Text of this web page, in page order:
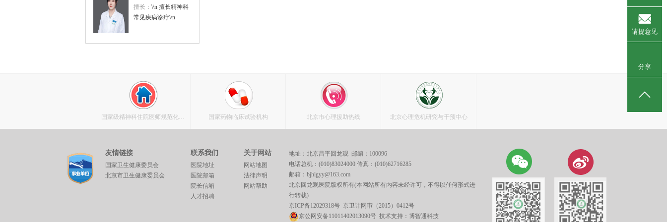
擅长： \\n 擅长精神科
常见疾病诊疗\\n
国家级精神科住院医师规范化培
国家药物临床试验机构 北京市心理援助热线 北京心理危机研究与干预中心
友情链接
国家卫生健康委员会
北京市卫生健康委员会
联系我们
医院地址
医院邮箱
院长信箱
人才招聘
关于网站
网站地图
法律声明
网站帮助
地址：北京昌平回龙观 邮编：100096
电话总机：(010)83024000 传真：(010)62716285
邮箱：bjhlgyy@163.com
北京回龙观医院版权所有(本网站所有内容未经许可，不得以任何形式进
行转载)
京ICP备12029318号 京卫计网审（2015）0412号
京公网安备11011402013090号 技术支持： 博智通科技
请提意见
分享